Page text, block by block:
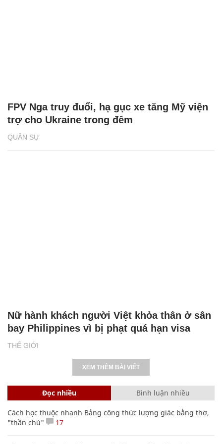
QUÂN SỰ
FPV Nga truy đuổi, hạ gục xe tăng Mỹ viện
trợ cho Ukraine trong đêm
THẾ GIỚI
Nữ hành khách người Việt khỏa thân ở sân
bay Philippines vì bị phạt quá hạn visa
XEM THÊM BÀI VIẾT
Đọc nhiều Bình luận nhiều
Cách học thuộc nhanh Bảng công thức lượng giác bằng thơ,
"thần chú"
17